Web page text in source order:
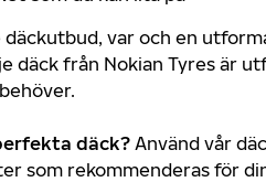
var och en
däck från Nokian Tyres är
däck? Använd vår
som rekommenderas för